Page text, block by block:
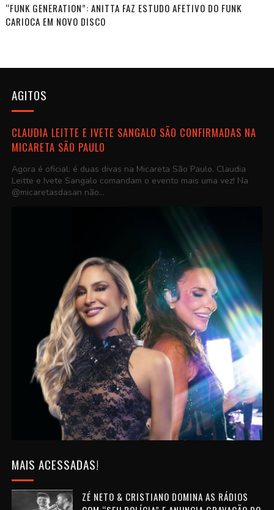
“FUNK GENERATION”: ANITTA FAZ ESTUDO AFETIVO DO FUNK
CARIOCA EM NOVO DISCO
AGITOS
CLAUDIA LEITTE E IVETE SANGALO SÃO CONFIRMADAS NA
MICARETA SÃO PAULO
Agora é oficial: é duas divas na Micareta São Paulo. Claudia
Leitte e Ivete Sangalo comandam o evento mais uma vez! Na
@micaretasdasan não...
MAIS ACESSADAS!
ZÉ NETO & CRISTIANO DOMINA AS RÁDIOS